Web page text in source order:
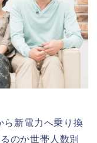
ら新電力へ乗り換
のか世帯人数別